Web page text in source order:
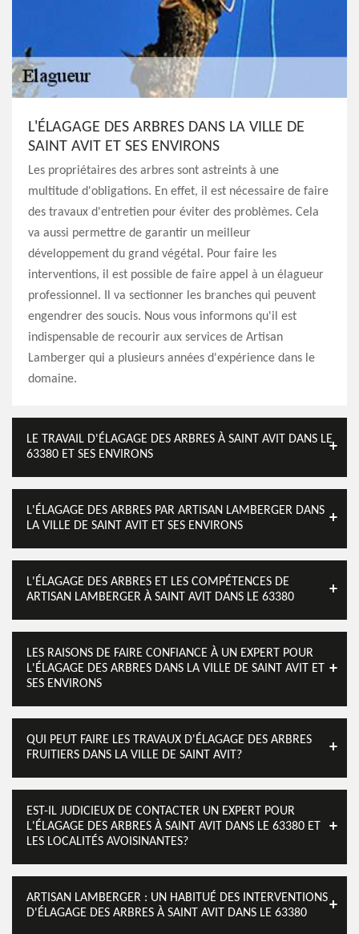
L'ÉLAGAGE DES ARBRES DANS LA VILLE DE
SAINT AVIT ET SES ENVIRONS
Les propriétaires des arbres sont astreints à une
multitude d'obligations. En effet, il est nécessaire de faire
des travaux d'entretien pour éviter des problèmes. Cela
va aussi permettre de garantir un meilleur
développement du grand végétal. Pour faire les
interventions, il est possible de faire appel à un élagueur
professionnel. Il va sectionner les branches qui peuvent
engendrer des soucis. Nous vous informons qu'il est
indispensable de recourir aux services de Artisan
Lamberger qui a plusieurs années d'expérience dans le
domaine.
LE TRAVAIL D'ÉLAGAGE DES ARBRES À SAINT AVIT DANS LE
63380 ET SES ENVIRONS
L'ÉLAGAGE DES ARBRES PAR ARTISAN LAMBERGER DANS
LA VILLE DE SAINT AVIT ET SES ENVIRONS
L'ÉLAGAGE DES ARBRES ET LES COMPÉTENCES DE
ARTISAN LAMBERGER À SAINT AVIT DANS LE 63380
LES RAISONS DE FAIRE CONFIANCE À UN EXPERT POUR
L'ÉLAGAGE DES ARBRES DANS LA VILLE DE SAINT AVIT ET
SES ENVIRONS
QUI PEUT FAIRE LES TRAVAUX D'ÉLAGAGE DES ARBRES
FRUITIERS DANS LA VILLE DE SAINT AVIT?
EST-IL JUDICIEUX DE CONTACTER UN EXPERT POUR
L'ÉLAGAGE DES ARBRES À SAINT AVIT DANS LE 63380 ET
LES LOCALITÉS AVOISINANTES?
ARTISAN LAMBERGER : UN HABITUÉ DES INTERVENTIONS
D'ÉLAGAGE DES ARBRES À SAINT AVIT DANS LE 63380